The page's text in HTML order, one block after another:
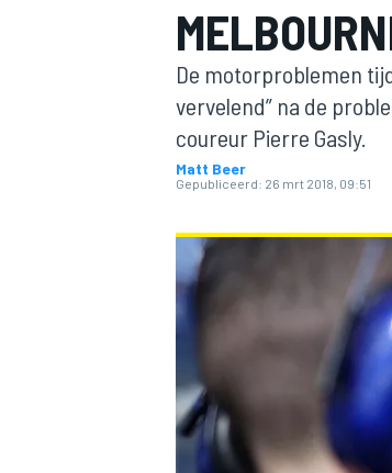
MOTOGP
De motorproblemen
vervelend” na de
coureur Pierre Gasly.
Matt Beer
Gepubliceerd: 26 mrt 2018, 09:51